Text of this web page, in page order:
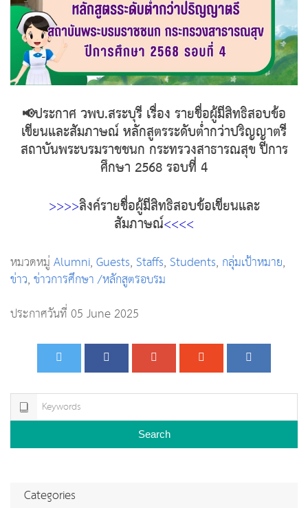
📢ประกาศ วพบ.สระบุรี เรื่อง รายชื่อผู้มีสิทธิสอบข้อ
เขียนและสัมภาษณ์ หลักสูตรระดับต่ำกว่าปริญญาตรี
สถาบันพระบรมราชชนก กระทรวงสาธารณสุข ปีการ
ศึกษา 2568 รอบที่ 4
>>>>ลิงค์รายชื่อผู้มีสิทธิสอบข้อเขียนและ
สัมภาษณ์<<<<
หมวดหมู่Alumni,Guests,Staffs,Students, กลุ่มเป้าหมาย,
ข่าว,ข่าวการศึกษา /หลักสูตรอบรม
ประกาศวันที่ 05 June 2025
Search
Categories